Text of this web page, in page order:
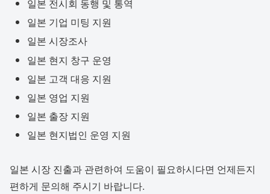
일본 전시회 동행 및 통역
일본 기업 미팅 지원
일본 시장조사
일본 현지 창구 운영
일본 고객 대응 지원
일본 영업 지원
일본 출장 지원
일본 현지법인 운영 지원
일본 시장 진출과 관련하여 도움이 필요하시다면 언제든지
편하게 문의해 주시기 바랍니다.